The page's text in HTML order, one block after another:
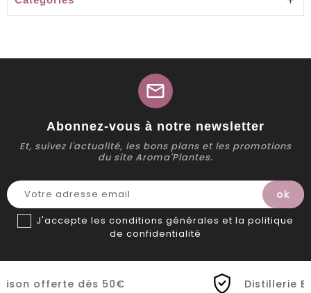
mail
Abonnez-vous à notre newsletter
Et, suivez l'actualité, les bons plans et les promotions
du site Aroma'Plantes.
J'accepte les conditions générales et la politique
de confidentialité
Distillerie Bio artisanale de